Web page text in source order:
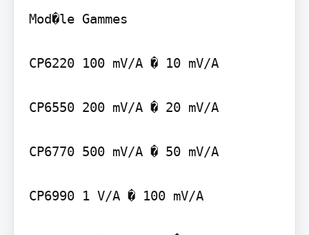
Mod�le Gammes
CP6220 100 mV/A � 10 mV/A
CP6550 200 mV/A � 20 mV/A
CP6770 500 mV/A � 50 mV/A
CP6990 1 V/A � 100 mV/A